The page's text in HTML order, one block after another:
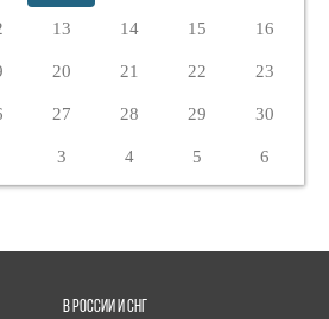
13 14 15 16
20 21 22 23
27 28 29 30
3 4 5 6
В РОССИИ И СНГ